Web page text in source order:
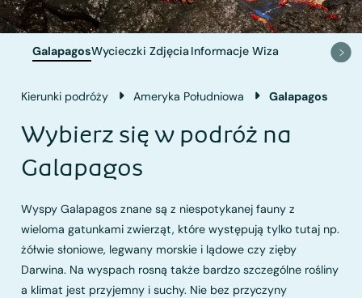
GalapagosWycieczki Zdjęcia Informacje Wiza
Kierunki podróży Ameryka Południowa Galapagos
Wybierz się w podróż na
Galapagos
Wyspy Galapagos znane są z niespotykanej fauny z
wieloma gatunkami zwierząt, które występują tylko tutaj np.
żółwie słoniowe, legwany morskie i lądowe czy zięby
Darwina. Na wyspach rosną także bardzo szczególne rośliny
a klimat jest przyjemny i suchy. Nie bez przyczyny